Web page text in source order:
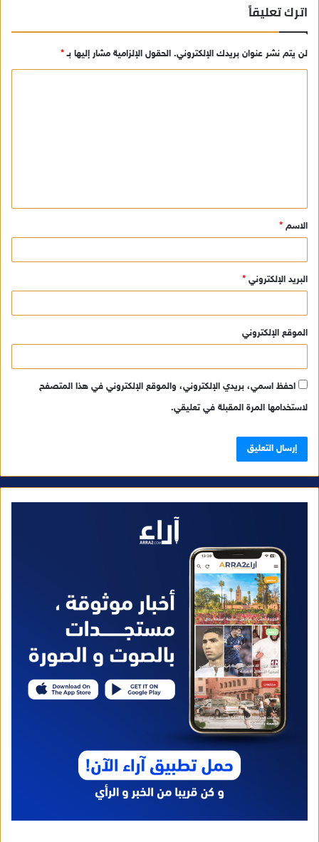
اترك تعليقاً
لن يتم نشر عنوان بريدك الإلكتروني. الحقول الإلزامية مشار إليها بـ*
ق
*
الاسم *
البريد الإلكتروني *
الموقع الإلكتروني
احفظ اسمي، بريدي الإلكتروني، والموقع الإلكتروني في هذا المتصفح
لاستخدامها المرة المقبلة في تعليقي.